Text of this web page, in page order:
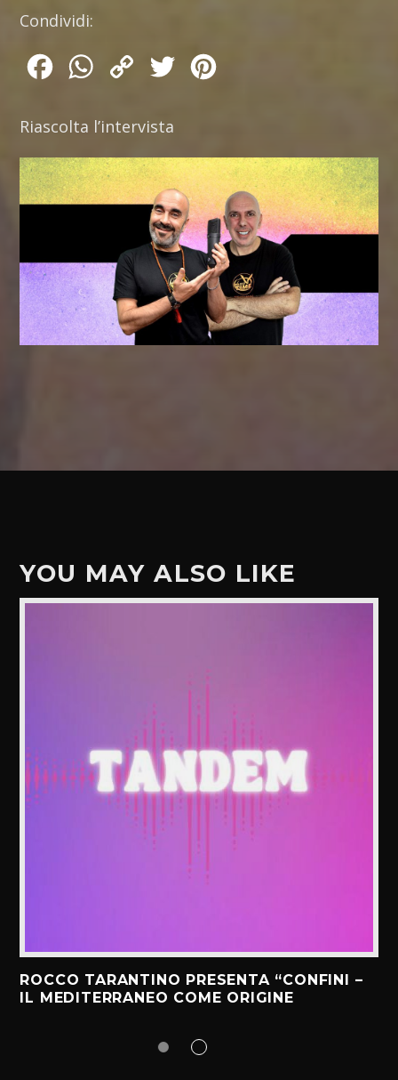
Condividi:
FacebookWhatsApp
Copy
Twitter
Riascolta l’intervista
YOU MAY ALSO LIKE
ROCCO TARANTINO PRESENTA “CONFINI –
IL MEDITERRANEO COME ORIGINE